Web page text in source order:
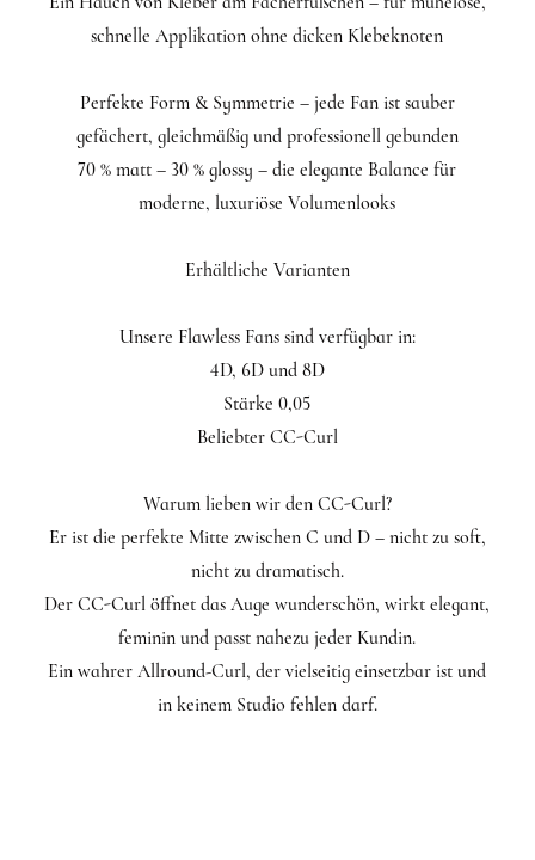
schnelle Applikation ohne dicken Klebeknoten
Perfekte Form & Symmetrie – jede Fan ist sauber
gefächert, gleichmäßig und professionell gebunden
70 % matt – 30 % glossy – die elegante Balance für
moderne, luxuriöse Volumenlooks
Erhältliche Varianten
Unsere Flawless Fans sind verfügbar in:
4D, 6D und 8D
Stärke 0,05
Beliebter CC-Curl
Warum lieben wir den CC-Curl?
Er ist die perfekte Mitte zwischen C und D – nicht zu soft,
nicht zu dramatisch.
Der CC-Curl öffnet das Auge wunderschön, wirkt elegant,
feminin und passt nahezu jeder Kundin.
Ein wahrer Allround-Curl, der vielseitig einsetzbar ist und
in keinem Studio fehlen darf.